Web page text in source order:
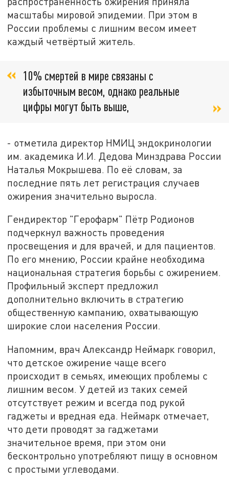
масштабы мировой эпидемии. При этом в
России проблемы с лишним весом имеет
каждый четвёртый житель.
10% смертей в мире связаны с
избыточным весом, однако реальные
цифры могут быть выше,
- отметила директор НМИЦ эндокринологии
им. академика И.И. Дедова Минздрава России
Наталья Мокрышева. По её словам, за
последние пять лет регистрация случаев
ожирения значительно выросла.
Гендиректор "Герофарм" Пётр Родионов
подчеркнул важность проведения
просвещения и для врачей, и для пациентов.
По его мнению, России крайне необходима
национальная стратегия борьбы с ожирением.
Профильный эксперт предложил
дополнительно включить в стратегию
общественную кампанию, охватывающую
широкие слои населения России.
Напомним, врач Александр Неймарк говорил,
что детское ожирение чаще всего
происходит в семьях, имеющих проблемы с
лишним весом. У детей из таких семей
отсутствует режим и всегда под рукой
гаджеты и вредная еда. Неймарк отмечает,
что дети проводят за гаджетами
значительное время, при этом они
бесконтрольно употребляют пищу в основном
с простыми углеводами.